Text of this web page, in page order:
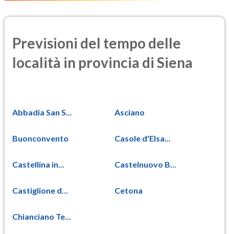
Previsioni del tempo delle
località in provincia di Siena
Abbadia San S... Asciano
Buonconvento Casole d'Elsa...
Castellina in... Castelnuovo B...
Castiglione d... Cetona
Chianciano Te...